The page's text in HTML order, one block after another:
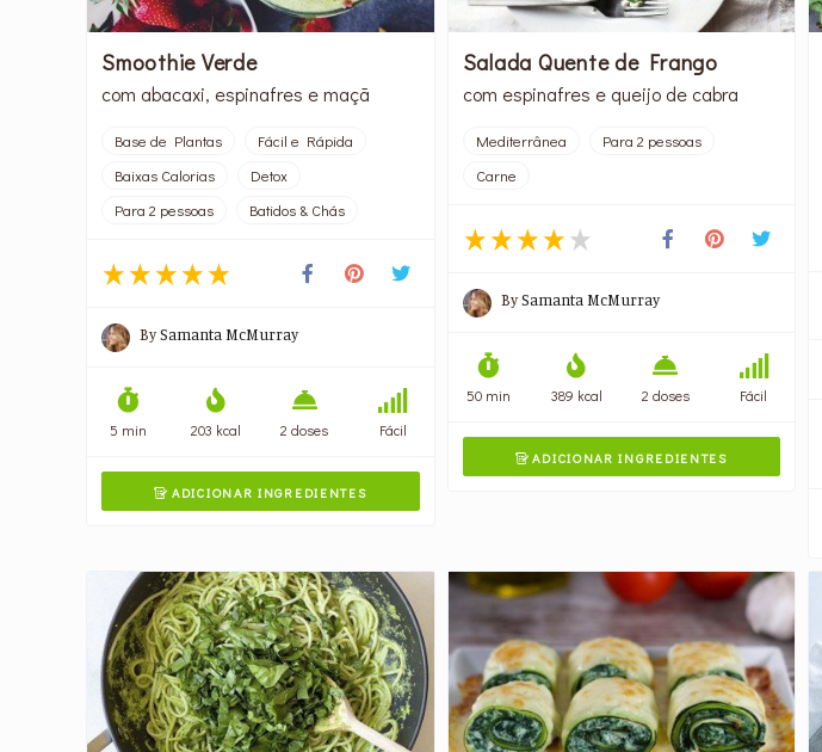
Smoothie Verde
com abacaxi, espinafres e maçã
Base de Plantas
Fácil e Rápida
Baixas Calorias
Detox
Para 2 pessoas
Batidos & Chás
BySamanta McMurray
5 min 203 kcal 2 doses Fácil
 ADICIONAR INGREDIENTES
Salada Quente de Frango
com espinafres e queijo de cabra
Mediterrânea
Para 2 pessoas
Carne
BySamanta McMurray
50 min 389 kcal 2 doses Fácil
ADICIONAR INGREDIENTES